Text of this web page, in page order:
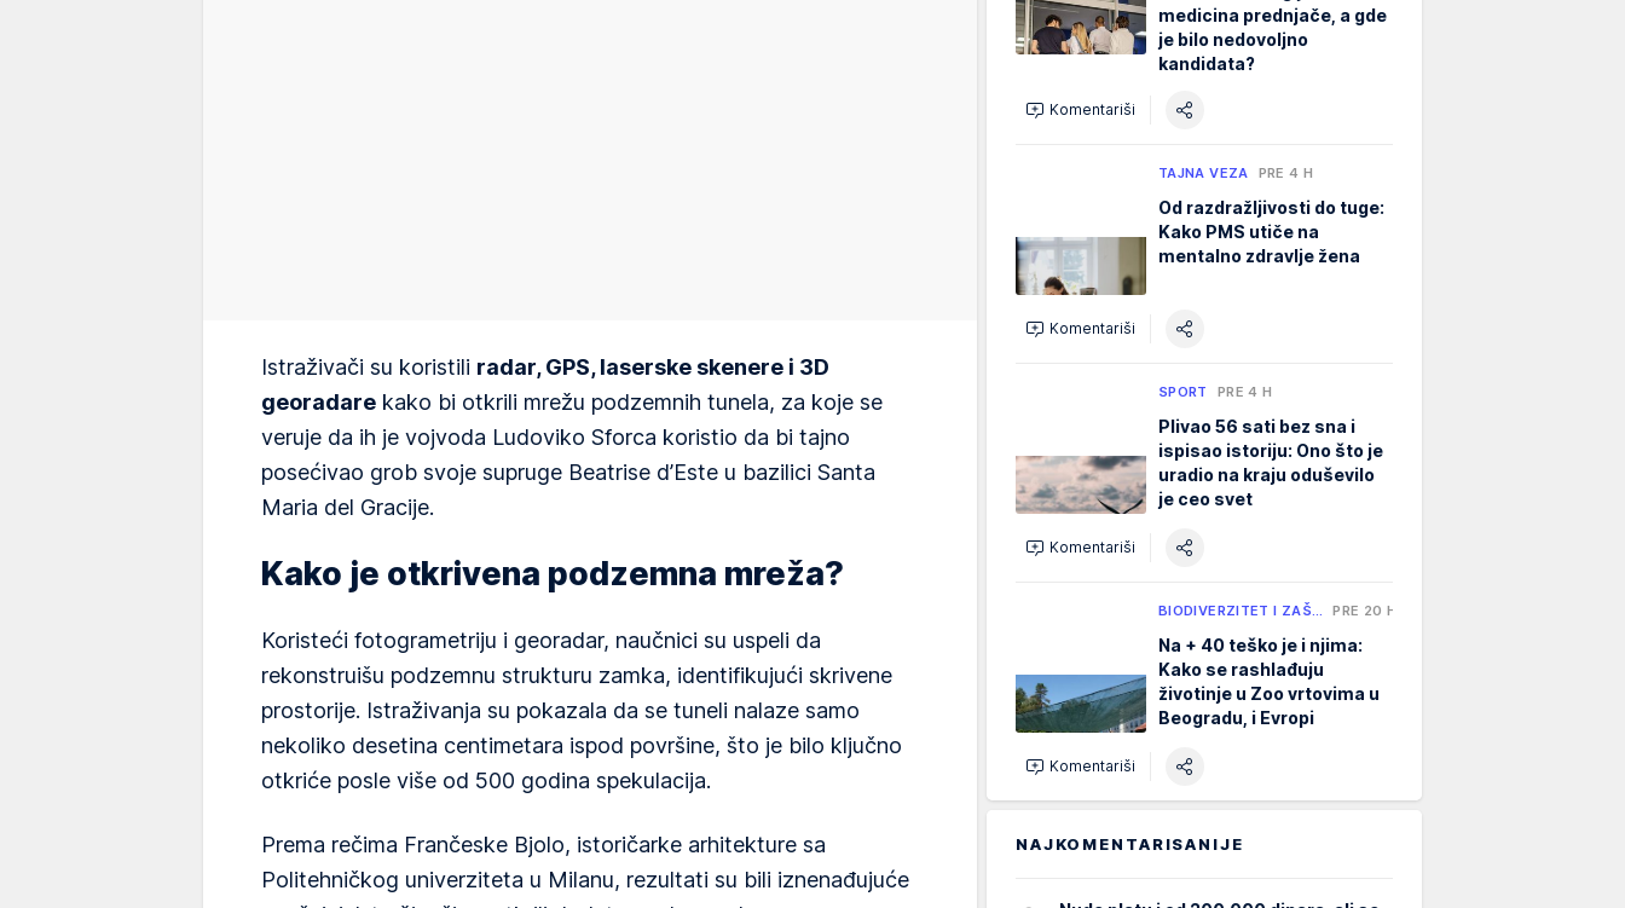
Istraživači su koristili radar, GPS, laserske skenere i 3D
georadare kako bi otkrili mrežu podzemnih tunela, za koje se
veruje da ih je vojvoda Ludoviko Sforca koristio da bi tajno
posećivao grob svoje supruge Beatrise d’Este u bazilici Santa
Maria del Gracije.
Kako je otkrivena podzemna mreža?
Koristeći fotogrametriju i georadar, naučnici su uspeli da
rekonstruišu podzemnu strukturu zamka, identifikujući skrivene
prostorije. Istraživanja su pokazala da se tuneli nalaze samo
nekoliko desetina centimetara ispod površine, što je bilo ključno
otkriće posle više od 500 godina spekulacija.
Prema rečima Frančeske Bjolo, istoričarke arhitekture sa
Politehničkog univerziteta u Milanu, rezultati su bili iznenađujuće
medicina prednjače, a gde
je bilo nedovoljno
kandidata?
Komentariši
TAJNA VEZA PRE 4 H
Od razdražljivosti do tuge:
Kako PMS utiče na
mentalno zdravlje žena
Komentariši
SPORT PRE 4 H
Plivao 56 sati bez sna i
ispisao istoriju: Ono što je
uradio na kraju oduševilo
je ceo svet
Komentariši
BIODIVERZITET I ZAŠ… PRE 20 H
Na + 40 teško je i njima:
Kako se rashlađuju
životinje u Zoo vrtovima u
Beogradu, i Evropi
Komentariši
NAJKOMENTARISANIJE